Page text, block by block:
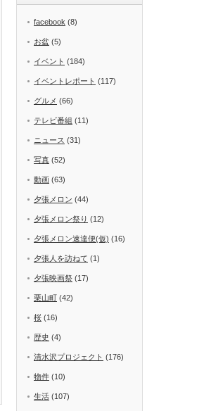
facebook (8)
お盆 (5)
イベント (184)
イベントレポート (117)
グルメ (66)
テレビ番組 (11)
ニュース (31)
写真 (52)
動画 (63)
夕張メロン (44)
夕張メロン祭り (12)
夕張メロン速達便(仮) (16)
夕張人を訪ねて (1)
夕張映画祭 (17)
栗山町 (42)
桜 (16)
歴史 (4)
清水沢プロジェクト (176)
物件 (10)
生活 (107)